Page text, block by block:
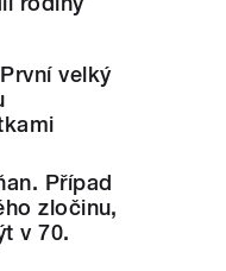
velký
Případ
zločinu,
v 70.